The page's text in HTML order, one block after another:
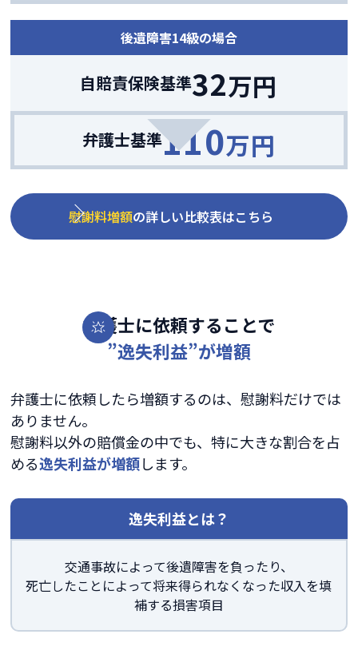
後遺障害14級の場合
自賠責保険基準32万円
弁護士基準110万円
慰謝料増額の詳しい比較表はこちら
弁護士に依頼することで
”逸失利益”が増額
弁護士に依頼したら増額するのは、慰謝料だけでは
ありません。
慰謝料以外の賠償金の中でも、特に大きな割合を占
める逸失利益が増額します。
逸失利益とは？
交通事故によって後遺障害を負ったり、
死亡したことによって将来得られなくなった収入を填
補する損害項目